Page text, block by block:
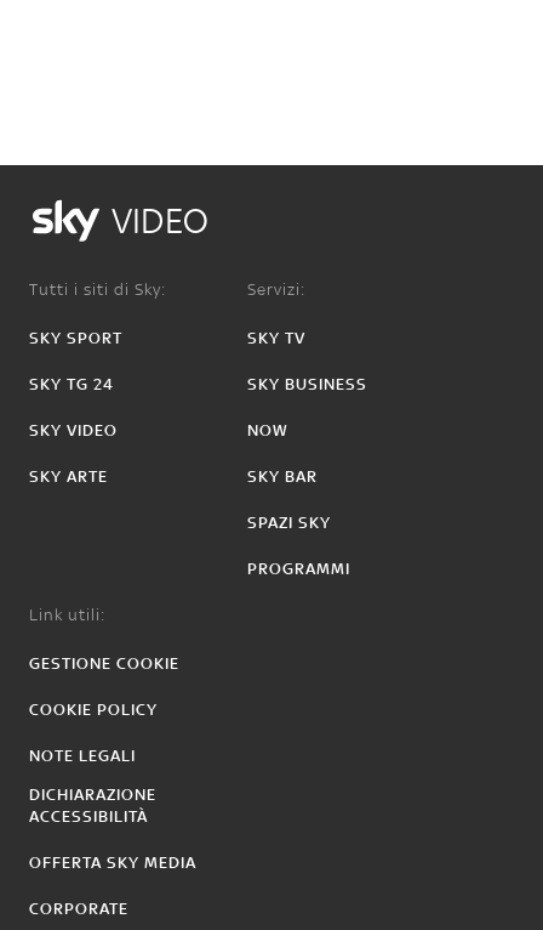
VIDEO
Tutti i siti di Sky:
SKY SPORT
SKY TG 24
SKY VIDEO
SKY ARTE
Servizi:
SKY TV
SKY BUSINESS
NOW
SKY BAR
SPAZI SKY
PROGRAMMI
Link utili:
GESTIONE COOKIE
COOKIE POLICY
NOTE LEGALI
DICHIARAZIONE
ACCESSIBILITÀ
OFFERTA SKY MEDIA
CORPORATE